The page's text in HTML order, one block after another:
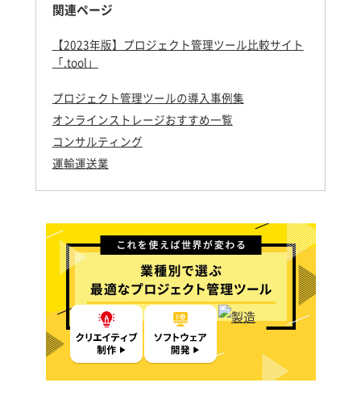
関連ページ
【2023年版】プロジェクト管理ツール比較サイト
「.tool」
プロジェクト管理ツールの導入事例集
オンラインストレージおすすめ一覧
コンサルティング
運輸運送業